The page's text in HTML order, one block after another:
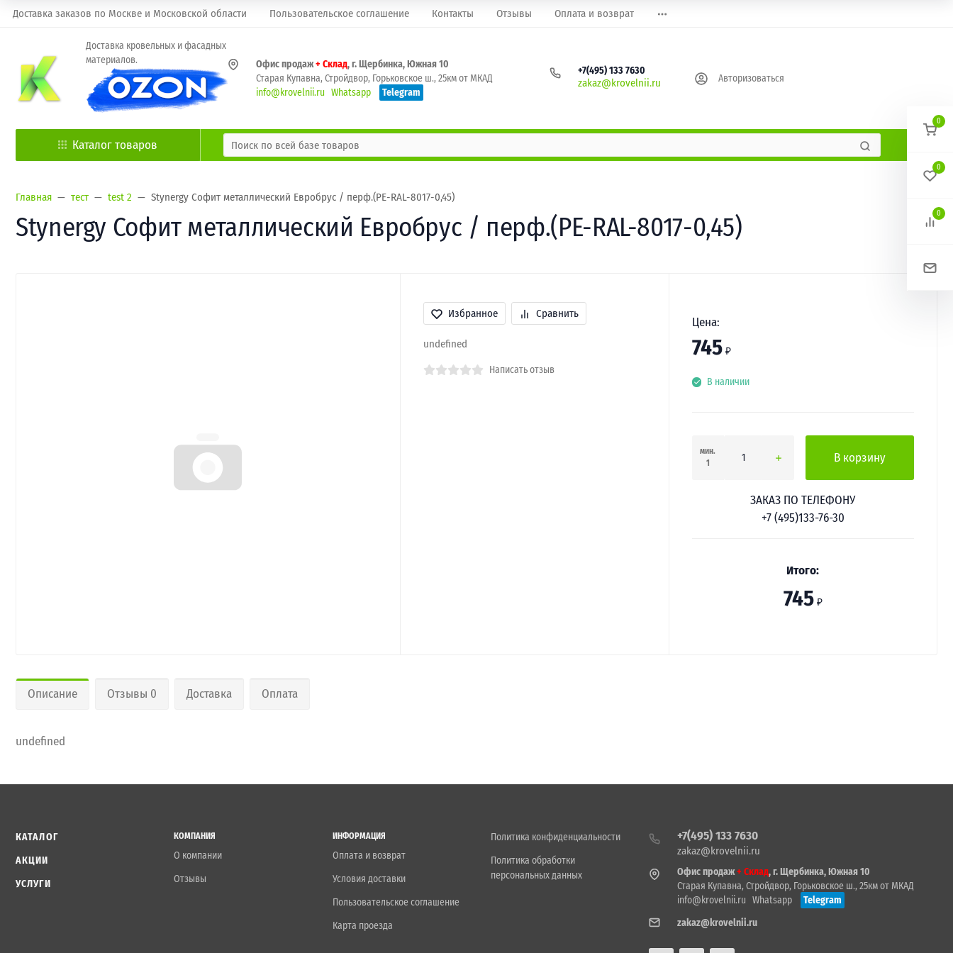
Доставка заказов по Москве и Московской области Пользовательское соглашение Контакты Отзывы Оплата и возврат
Доставка кровельных и фасадных
материалов.
Офис продаж+ Склад, г. Щербинка, Южная 10
Старая Купавна, Стройдвор, Горьковское ш., 25км от МКАД
info@krovelnii.ru Whatsapp Telegram
+7(495) 133 7630
zakaz@krovelnii.ru Авторизоваться
Каталог товаров
Главная тест test 2 Stynergy Софит металлический Евробрус / перф.(PE-RAL-8017-0,45)
Stynergy Софит металлический Евробрус / перф.(PE-RAL-8017-0,45)
Избранное Сравнить
undefined
Написать отзыв
Цена:
745 ₽
В наличии
мин.
1
В корзину
ЗАКАЗ ПО ТЕЛЕФОНУ
+7 (495)133-76-30
Итого:
745 ₽
Описание Отзывы 0 Доставка Оплата
undefined
КАТАЛОГ
АКЦИИ
УСЛУГИ
КОМПАНИЯ
О компании
Отзывы
ИНФОРМАЦИЯ
Оплата и возврат
Условия доставки
Пользовательское соглашение
Карта проезда
Политика конфиденциальности
Политика обработки
персональных данных
+7(495) 133 7630
zakaz@krovelnii.ru
Офис продаж+ Склад, г. Щербинка, Южная 10
Старая Купавна, Стройдвор, Горьковское ш., 25км от МКАД
info@krovelnii.ru
Whatsapp
Telegram
zakaz@krovelnii.ru
0
0
0